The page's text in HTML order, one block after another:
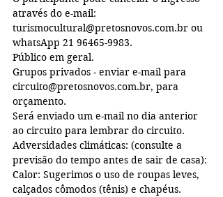
através do e-mail:
turismocultural@pretosnovos.com.br ou
whatsApp 21 96465-9983.
Público em geral.
Grupos privados - enviar e-mail para
circuito@pretosnovos.com.br, para
orçamento.
Será enviado um e-mail no dia anterior
ao circuito para lembrar do circuito.
Adversidades climáticas: (consulte a
previsão do tempo antes de sair de casa):
Calor: Sugerimos o uso de roupas leves,
calçados cômodos (tênis) e chapéus.